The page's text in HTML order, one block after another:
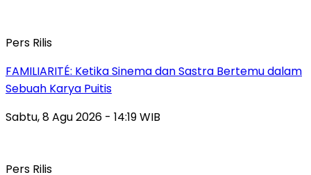
Pers Rilis
FAMILIARITÉ: Ketika Sinema dan Sastra Bertemu dalam
Sebuah Karya Puitis
Sabtu, 8 Agu 2026 - 14:19 WIB
Pers Rilis